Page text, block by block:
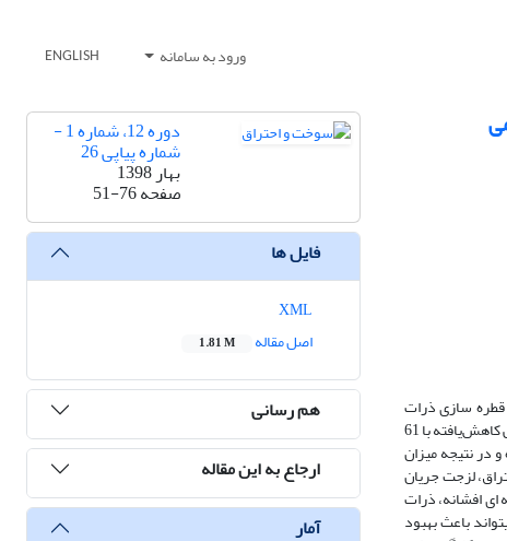
ورود به سامانه ENGLISH
10 درجه بر مشخصه ­های احتراق و قطره­ سازی ذرات
سوخت، میزان آلاینده­ های منتشرشده و سطح عملکرد در یک موتور اشتعال تراکمی سنگین بررسی شده است. برای شبیه­ سازی احتراق، از مکانیزم سنتیک شیمیایی کاهش‌یافته با 61
در نتیجه میزان
لزجت جریان
افشانه، ذرات
باعث بهبود
دوره 12، شماره 1 -
شماره پیاپی 26
بهار 1398
صفحه51-76
فایل ها
اصل مقاله
1.81 M
هم رسانی
ارجاع به این مقاله
آمار